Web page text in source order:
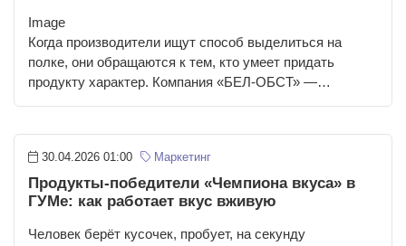
Image
Когда производители ищут способ выделиться на
полке, они обращаются к тем, кто умеет придать
продукту характер. Компания «БЕЛ-ОБСТ» —…
30.04.2026 01:00 Маркетинг
Продукты-победители «Чемпиона вкуса» в
ГУМе: как работает вкус вживую
Человек берёт кусочек, пробует, на секунду